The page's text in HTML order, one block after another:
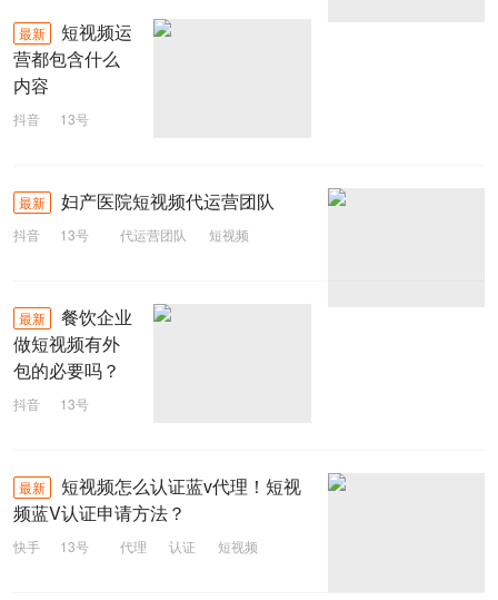
最新
短视频运
营都包含什么
内容
抖音
13号
最新
妇产医院短视频代运营团队
抖音 13号 代运营团队
短视频
最新
餐饮企业
做短视频有外
包的必要吗？
抖音
13号
最新
短视频怎么认证蓝v代理！短视
频蓝V认证申请方法？
快手 13号 代理 认证 短视频